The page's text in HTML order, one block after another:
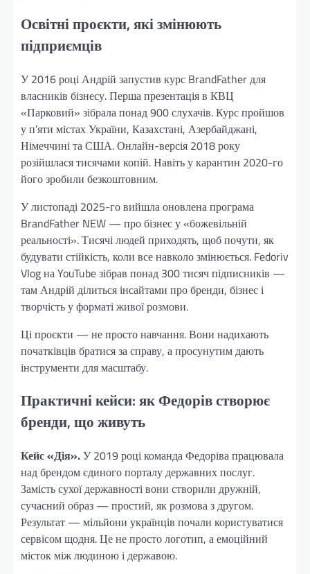
Освітні проєкти, які змінюють
підприємців
У 2016 році Андрій запустив курс BrandFather для
власників бізнесу. Перша презентація в КВЦ
«Парковий» зібрала понад 900 слухачів. Курс пройшов
у п’яти містах України, Казахстані, Азербайджані,
Німеччині та США. Онлайн-версія 2018 року
розійшлася тисячами копій. Навіть у карантин 2020-го
його зробили безкоштовним.
У листопаді 2025-го вийшла оновлена програма
BrandFather NEW — про бізнес у «божевільній
реальності». Тисячі людей приходять, щоб почути, як
будувати стійкість, коли все навколо змінюється. Fedoriv
Vlog на YouTube зібрав понад 300 тисяч підписників —
там Андрій ділиться інсайтами про бренди, бізнес і
творчість у форматі живої розмови.
Ці проєкти — не просто навчання. Вони надихають
початківців братися за справу, а просунутим дають
інструменти для масштабу.
Практичні кейси: як Федорів створює
бренди, що живуть
Кейс «Дія».У 2019 році команда Федоріва працювала
над брендом єдиного порталу державних послуг.
Замість сухої державності вони створили дружній,
сучасний образ — простий, як розмова з другом.
Результат — мільйони українців почали користуватися
сервісом щодня. Це не просто логотип, а емоційний
місток між людиною і державою.